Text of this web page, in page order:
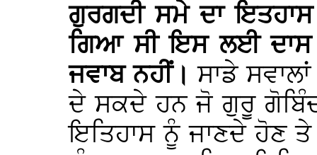
ਗੁਰਗਦੀ ਸਮੇ ਦਾ
ਗਿਆ ਸੀ ਇਸ ਲਈ ਦਾਸ
ਜਵਾਬ ਨਹੀਂ। ਸਾਡੇ
ਦੇ ਸਕਦੇ ਹਨ ਜੋ ਗੁਰੂ
ਇਤਿਹਾਸ ਨੂੰ ਜਾਣਦੇ ਹੋਣ